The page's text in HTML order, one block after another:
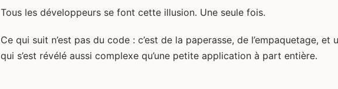
Tous les développeurs se font cette illusion. Une seule fois.
Ce qui suit n’est pas du code : c’est de la paperasse, de l’empaquetage, et
qui s’est révélé aussi complexe qu’une petite application à part entière.